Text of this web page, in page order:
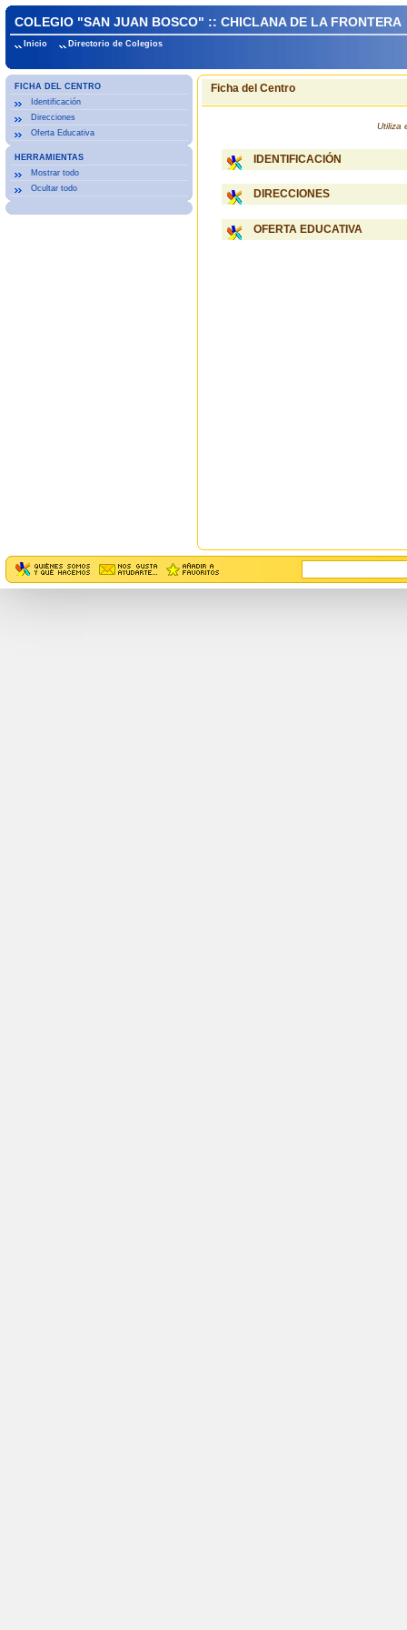
COLEGIO "SAN JUAN BOSCO" :: CHICLANA DE LA FRONTERA
Inicio Directorio de Colegios
FICHA DEL CENTRO
Identificación
Direcciones
Oferta Educativa
HERRAMIENTAS
Mostrar todo
Ocultar todo
Ficha del Centro
Utiliza
IDENTIFICACIÓN
DIRECCIONES
OFERTA EDUCATIVA